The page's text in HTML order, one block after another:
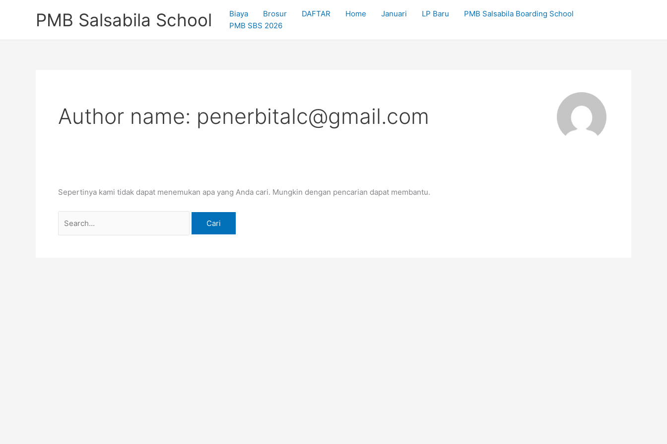
PMB Salsabila School Biaya Brosur DAFTAR Home Januari LP Baru
PMB Salsabila Boarding School
PMB SBS 2026
Author name: penerbitalc@gmail.com
Sepertinya kami tidak dapat menemukan apa yang Anda cari. Mungkin dengan pencarian dapat membantu.
untuk: